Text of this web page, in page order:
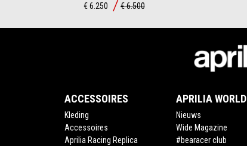
€ 6.250 € 6.500
ACCESSOIRES
Kleding
Accessoires
Aprilia Racing Replica
APRILIA WORLD
Nieuws
Wide Magazine
#bearacer club